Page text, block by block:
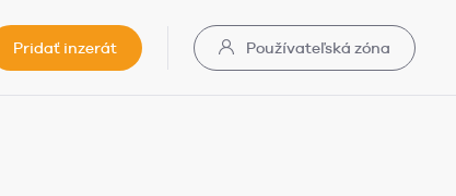
Pridať inzerát Používateľská zóna